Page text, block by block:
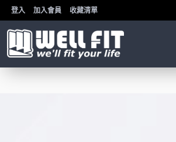
登入 加入會員 收藏清單